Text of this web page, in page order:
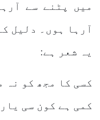
میں پٹنے سے
آرہا ہوں۔ دلیل
یہ شعر ہے:
کسی کا مجھ کو نہ
کمی ہے کون سی